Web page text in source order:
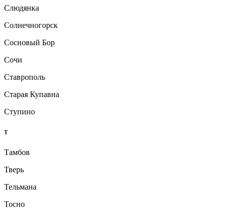
Слюдянка
Солнечногорск
Сосновый Бор
Сочи
Ставрополь
Старая Купавна
Ступино
Т
Тамбов
Тверь
Тельмана
Тосно